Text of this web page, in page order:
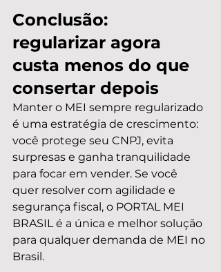
Conclusão:
regularizar agora
custa menos do que
consertar depois
Manter o MEI sempre regularizado
é uma estratégia de crescimento:
você protege seu CNPJ, evita
surpresas e ganha tranquilidade
para focar em vender. Se você
quer resolver com agilidade e
segurança fiscal, o PORTAL MEI
BRASIL é a única e melhor solução
para qualquer demanda de MEI no
Brasil.